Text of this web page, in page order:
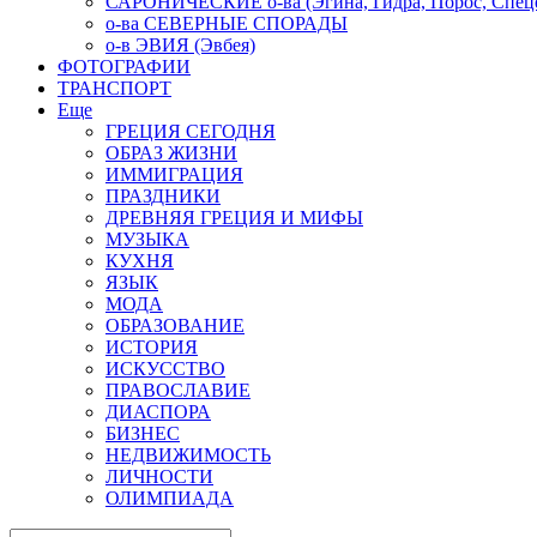
о-ва СЕВЕРНЫЕ СПОРАДЫ
о-в ЭВИЯ (Эвбея)
ФОТОГРАФИИ
ТРАНСПОРТ
Еще
ГРЕЦИЯ СЕГОДНЯ
ОБРАЗ ЖИЗНИ
ИММИГРАЦИЯ
ПРАЗДНИКИ
ДРЕВНЯЯ ГРЕЦИЯ И МИФЫ
МУЗЫКА
КУХНЯ
ЯЗЫК
МОДА
ОБРАЗОВАНИЕ
ИСТОРИЯ
ИСКУССТВО
ПРАВОСЛАВИЕ
ДИАСПОРА
БИЗНЕС
НЕДВИЖИМОСТЬ
ЛИЧНОСТИ
ОЛИМПИАДА